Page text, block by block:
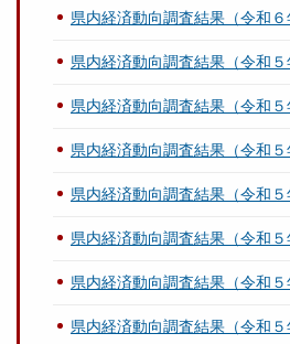
県内経済動向調査結果（令和６
県内経済動向調査結果（令和５
県内経済動向調査結果（令和５
県内経済動向調査結果（令和５
県内経済動向調査結果（令和５
県内経済動向調査結果（令和５
県内経済動向調査結果（令和５
県内経済動向調査結果（令和５